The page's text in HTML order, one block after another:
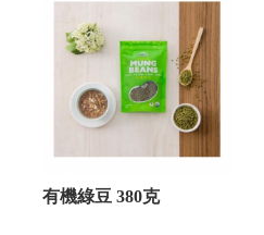
有機綠豆 380克